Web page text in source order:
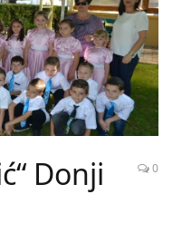
Donji
0